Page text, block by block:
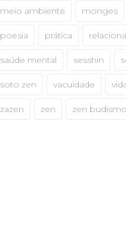
meio ambiente monges
poesia prática
saúde mental sesshin
soto zen vacuidade
zazen zen zen budismo